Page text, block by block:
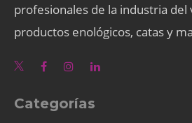
profesionales de la industria del
productos enológicos, catas y
Categorías